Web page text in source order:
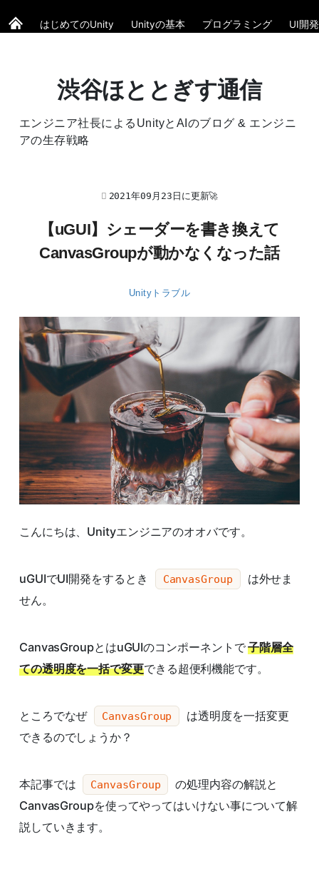
はじめてのUnity Unityの基本 プログラミング UI開発
渋谷ほととぎす通信
エンジニア社長によるUnityとAIのブログ & エンジニ
アの生存戦略
2021年09月23日に更新🚀
【uGUI】シェーダーを書き換えて
CanvasGroupが動かなくなった話
Unityトラブル
こんにちは、Unityエンジニアのオオバです。
uGUIでUI開発をするとき CanvasGroup
は外せま
せん。
CanvasGroupとはuGUIのコンポーネントで子階層全
ての透明度を一括で変更できる超便利機能です。
ところでなぜ CanvasGroup
は透明度を一括変更
できるのでしょうか？
本記事では CanvasGroup
の処理内容の解説と
CanvasGroupを使ってやってはいけない事について解
説していきます。